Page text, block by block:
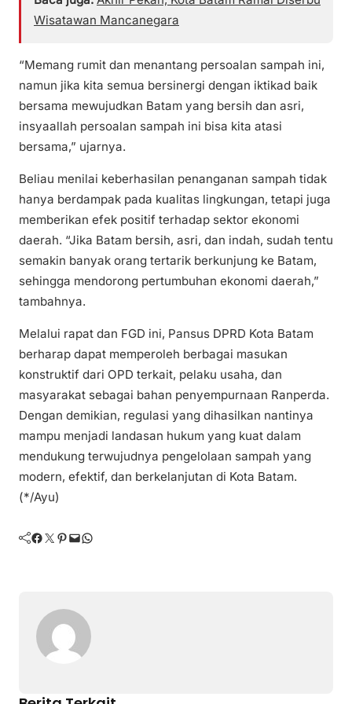
Wisatawan Mancanegara
“Memang rumit dan menantang persoalan sampah ini,
namun jika kita semua bersinergi dengan iktikad baik
bersama mewujudkan Batam yang bersih dan asri,
insyaallah persoalan sampah ini bisa kita atasi
bersama,” ujarnya.
Beliau menilai keberhasilan penanganan sampah tidak
hanya berdampak pada kualitas lingkungan, tetapi juga
memberikan efek positif terhadap sektor ekonomi
daerah. “Jika Batam bersih, asri, dan indah, sudah tentu
semakin banyak orang tertarik berkunjung ke Batam,
sehingga mendorong pertumbuhan ekonomi daerah,”
tambahnya.
Melalui rapat dan FGD ini, Pansus DPRD Kota Batam
berharap dapat memperoleh berbagai masukan
konstruktif dari OPD terkait, pelaku usaha, dan
masyarakat sebagai bahan penyempurnaan Ranperda.
Dengan demikian, regulasi yang dihasilkan nantinya
mampu menjadi landasan hukum yang kuat dalam
mendukung terwujudnya pengelolaan sampah yang
modern, efektif, dan berkelanjutan di Kota Batam.
(*/Ayu)
Facebook Twitter Pinterest Mail WhatsApp